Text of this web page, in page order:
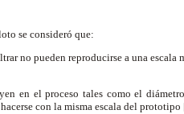
se consideró que:
no pueden reproducirse a una
en el proceso tales como el
con la misma escala del prototipo